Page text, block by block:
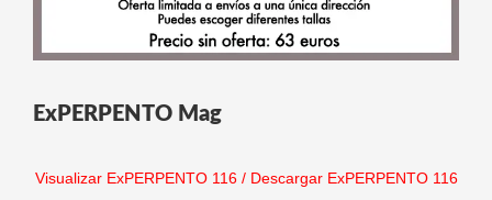
ExPERPENTO Mag
Visualizar ExPERPENTO 116/ Descargar ExPERPENTO 116